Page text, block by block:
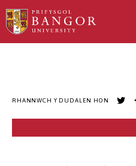
Sgipiwch
i’r
RHANNWCH Y DUDALEN HON